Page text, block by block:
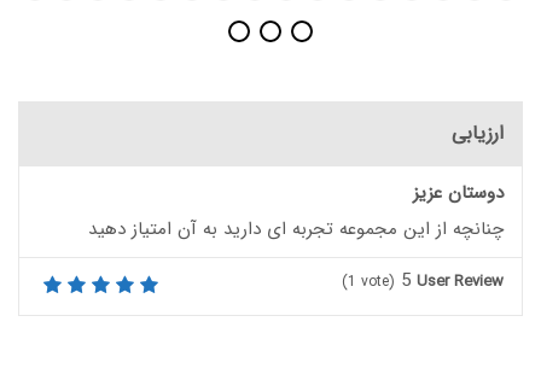
ارزیابی
دوستان عزیز
چنانچه از این مجموعه تجربه ای دارید به آن امتیاز دهید
User Review
5
(1 vote)